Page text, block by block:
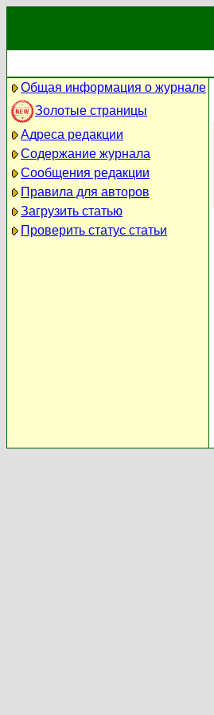
Общая информация о журнале
Золотые страницы
Адреса редакции
Содержание журнала
Сообщения редакции
Правила для авторов
Загрузить статью
Проверить статус статьи